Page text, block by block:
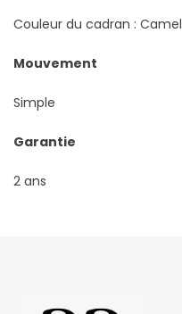
Couleur du cadran : Camel
Mouvement
Simple
Garantie
2 ans